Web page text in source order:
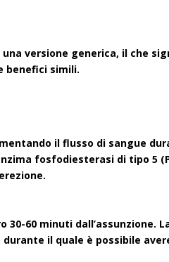
versione generica, il che
benefici simili.
il flusso di sangue
fosfodiesterasi di tipo 5
60 minuti dall’assunzione.
il quale è possibile